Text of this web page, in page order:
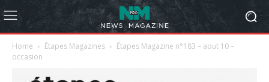
Home Étapes Magazines
Étapes Magazine n°183 – aout 10 –
occasion